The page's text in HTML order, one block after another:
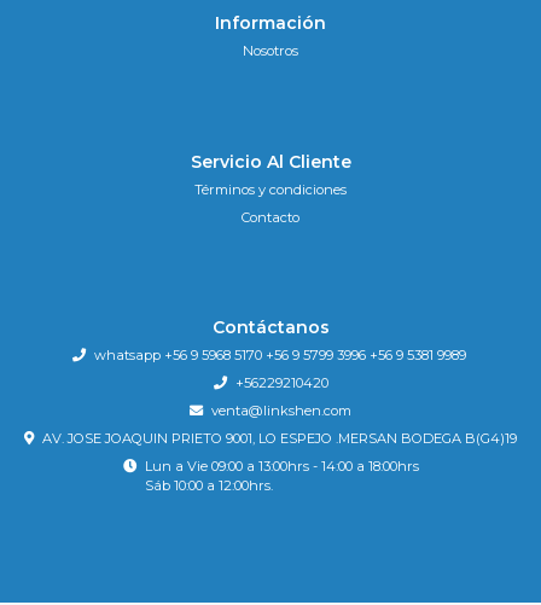
Información
Nosotros
Servicio Al Cliente
Términos y condiciones
Contacto
Contáctanos
whatsapp +56 9 5968 5170 +56 9 5799 3996 +56 9 5381 9989
+56229210420
venta@linkshen.com
AV. JOSE JOAQUIN PRIETO 9001, LO ESPEJO .MERSAN BODEGA B(G4)19
Lun a Vie 09:00 a 13:00hrs - 14:00 a 18:00hrs
Sáb 10:00 a 12:00hrs.